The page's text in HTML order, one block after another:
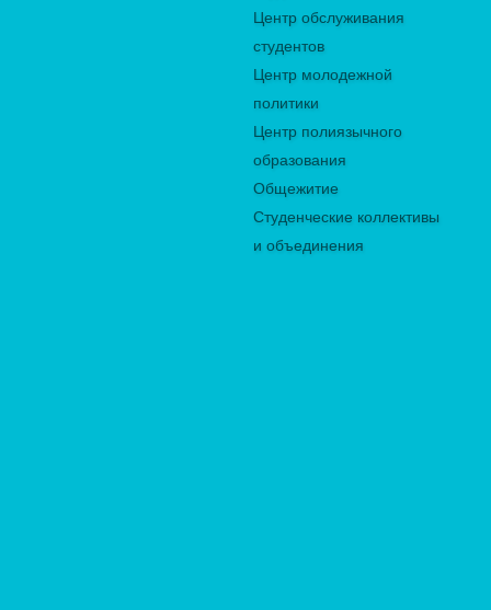
Центр обслуживания
студентов
Центр молодежной
политики
Центр полиязычного
образования
Общежитие
Студенческие коллективы
и объединения